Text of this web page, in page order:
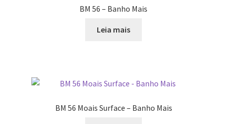
BM 56 – Banho Mais
Leia mais
BM 56 Moais Surface – Banho Mais